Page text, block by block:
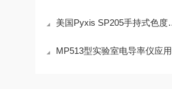
美国Pyxis SP205手持式色度分析仪测量范围是多少
MP513型实验室电导率仪应用